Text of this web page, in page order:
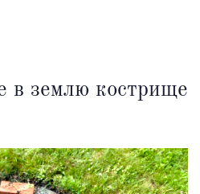
в землю кострище